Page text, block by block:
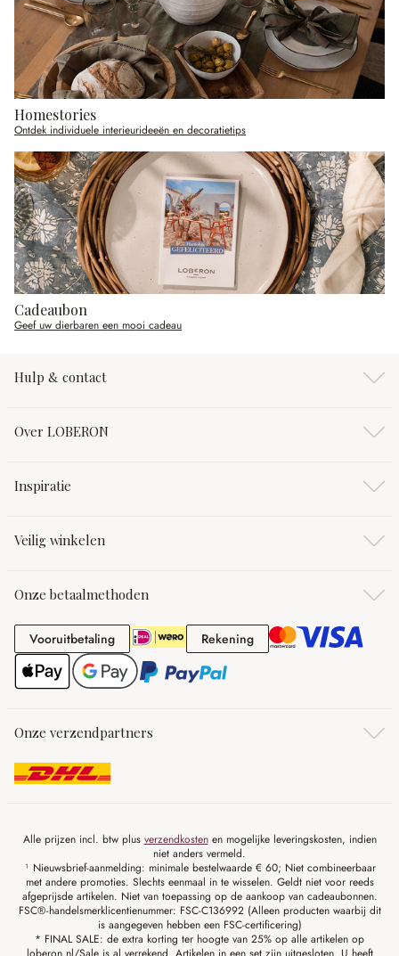
Homestories
Ontdek individuele interieurideeën en decoratietips
Cadeaubon
Geef uw dierbaren een mooi cadeau
Hulp & contact
Over LOBERON
Inspiratie
Veilig winkelen
Onze betaalmethoden
VooruitbetalingVooruitbetaling RekeningRekening
Onze verzendpartners
Alle prijzen incl. btw plus verzendkostenen mogelijke leveringskosten, indien
niet anders vermeld.
¹ Nieuwsbrief-aanmelding: minimale bestelwaarde € 60; Niet combineerbaar
met andere promoties. Slechts eenmaal in te wisselen. Geldt niet voor reeds
afgeprijsde artikelen. Niet van toepassing op de aankoop van cadeaubonnen.
FSC®-handelsmerklicentienummer: FSC-C136992 (Alleen producten waarbij dit
is aangegeven hebben een FSC-certificering)
* FINAL SALE: de extra korting ter hoogte van 25% op alle artikelen op